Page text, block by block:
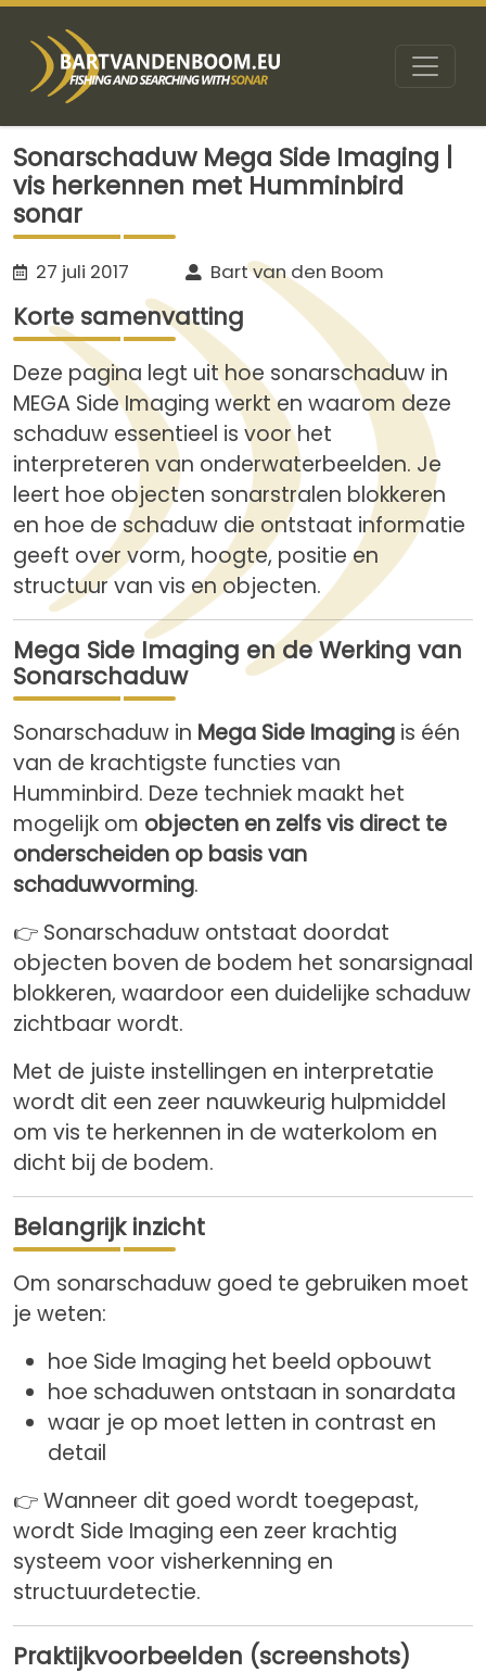
Sonarschaduw Mega Side Imaging |
vis herkennen met Humminbird
sonar
27 juli 2017 Bart van den Boom
Korte samenvatting
Deze pagina legt uit hoe sonarschaduw in
MEGA Side Imaging werkt en waarom deze
schaduw essentieel is voor het
interpreteren van onderwaterbeelden. Je
leert hoe objecten sonarstralen blokkeren
en hoe de schaduw die ontstaat informatie
geeft over vorm, hoogte, positie en
structuur van vis en objecten.
Mega Side Imaging en de Werking van
Sonarschaduw
Sonarschaduw in Mega Side Imaging is één
van de krachtigste functies van
Humminbird. Deze techniek maakt het
mogelijk om objecten en zelfs vis direct te
onderscheiden op basis van
schaduwvorming.
👉 Sonarschaduw ontstaat doordat
objecten boven de bodem het sonarsignaal
blokkeren, waardoor een duidelijke schaduw
zichtbaar wordt.
Met de juiste instellingen en interpretatie
wordt dit een zeer nauwkeurig hulpmiddel
om vis te herkennen in de waterkolom en
dicht bij de bodem.
Belangrijk inzicht
Om sonarschaduw goed te gebruiken moet
je weten:
hoe Side Imaging het beeld opbouwt
hoe schaduwen ontstaan in sonardata
waar je op moet letten in contrast en
detail
👉 Wanneer dit goed wordt toegepast,
wordt Side Imaging een zeer krachtig
systeem voor visherkenning en
structuurdetectie.
Praktijkvoorbeelden (screenshots)